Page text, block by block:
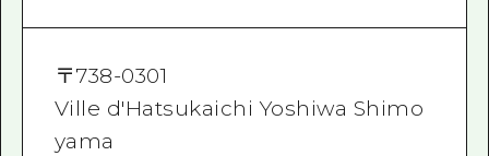
〒738-0301
Ville d'Hatsukaichi Yoshiwa Shimo
yama